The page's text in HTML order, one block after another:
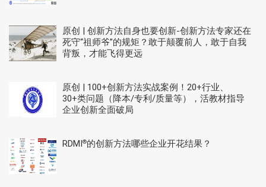
原创 | 创新方法自身也要创新-创新方法专家还在
死守“祖师爷”的规矩？敢于颠覆前人，敢于自我
背叛，才能飞得更远
原创 | 100+创新方法实战案例！20+行业、
30+类问题（降本/专利/质量等），活教材指导
企业创新全面破局
RDMI®的创新方法哪些企业开花结果？